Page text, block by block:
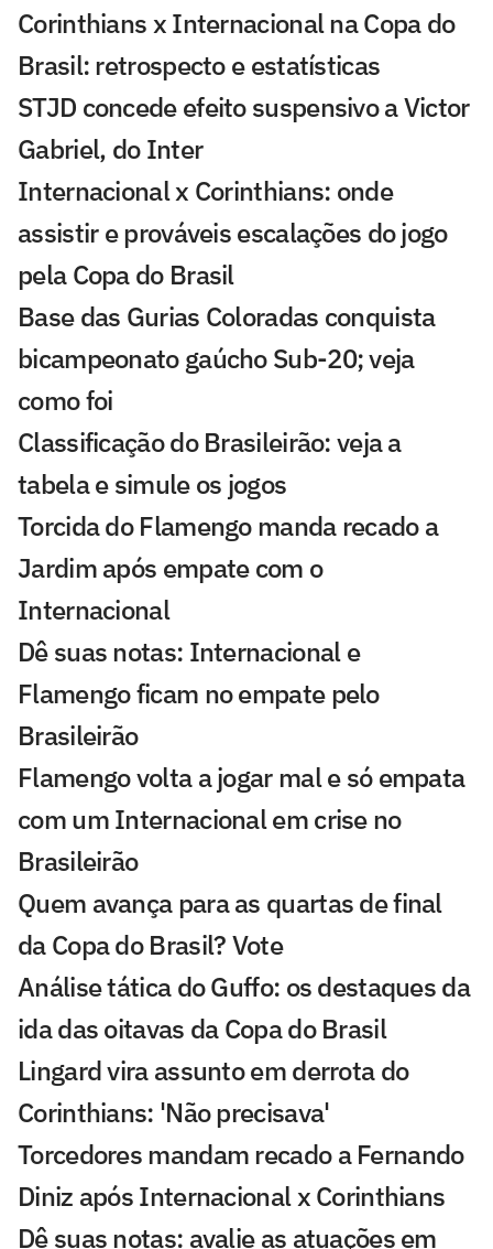
Corinthians x Internacional na Copa do
Brasil: retrospecto e estatísticas
STJD concede efeito suspensivo a Victor
Gabriel, do Inter
Internacional x Corinthians: onde
assistir e prováveis escalações do jogo
pela Copa do Brasil
Base das Gurias Coloradas conquista
bicampeonato gaúcho Sub-20; veja
como foi
Classificação do Brasileirão: veja a
tabela e simule os jogos
Torcida do Flamengo manda recado a
Jardim após empate com o
Internacional
Dê suas notas: Internacional e
Flamengo ficam no empate pelo
Brasileirão
Flamengo volta a jogar mal e só empata
com um Internacional em crise no
Brasileirão
Quem avança para as quartas de final
da Copa do Brasil? Vote
Análise tática do Guffo: os destaques da
ida das oitavas da Copa do Brasil
Lingard vira assunto em derrota do
Corinthians: 'Não precisava'
Torcedores mandam recado a Fernando
Diniz após Internacional x Corinthians
Dê suas notas: avalie as atuações em